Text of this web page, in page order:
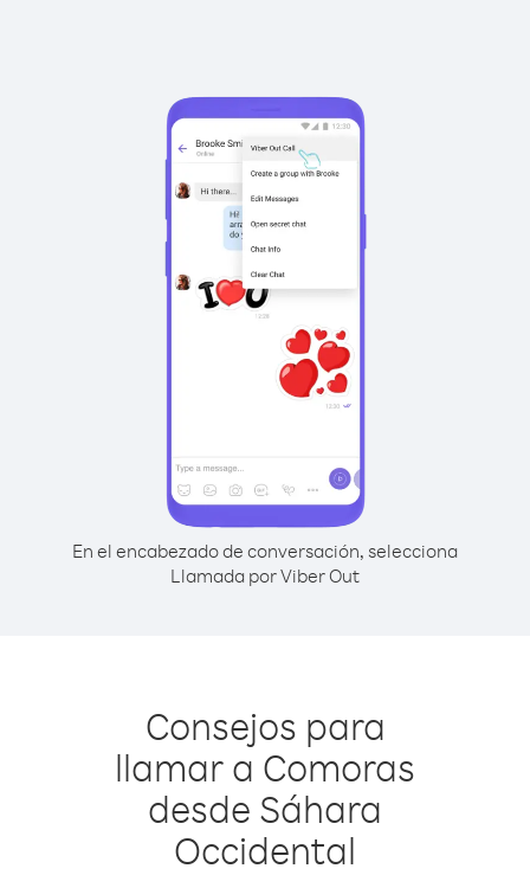
En el encabezado de conversación, selecciona
Llamada por Viber Out
Consejos para
llamar a Comoras
desde Sáhara
Occidental